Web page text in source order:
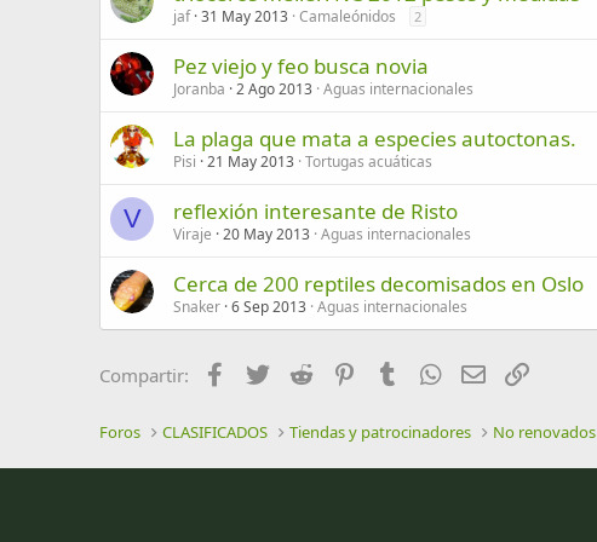
jaf 31 May 2013 Camaleónidos 2
Pez viejo y feo busca novia
Joranba 2 Ago 2013 Aguas internacionales
La plaga que mata a especies autoctonas.
Pisi 21 May 2013 Tortugas acuáticas
V reflexión interesante de Risto
Viraje 20 May 2013 Aguas internacionales
Cerca de 200 reptiles decomisados en Oslo
Snaker 6 Sep 2013 Aguas internacionales
Compartir: Facebook
Twitter Reddit PinterestTumblrWhatsApp
Email
Foros CLASIFICADOS Tiendas y patrocinadores No renovados